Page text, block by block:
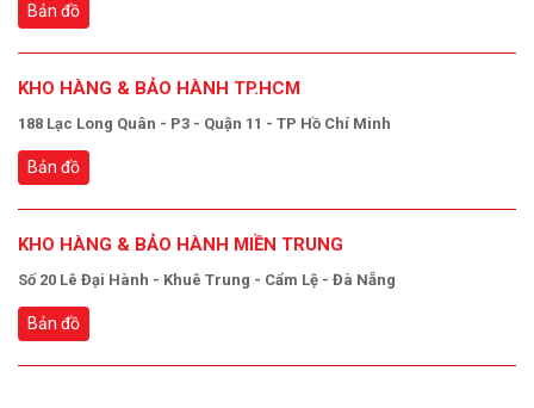
Bản đồ
KHO HÀNG & BẢO HÀNH TP.HCM
188 Lạc Long Quân - P3 - Quận 11 - TP Hồ Chí Minh
Bản đồ
KHO HÀNG & BẢO HÀNH MIỀN TRUNG
Số 20 Lê Đại Hành - Khuê Trung - Cẩm Lệ - Đà Nẵng
Bản đồ